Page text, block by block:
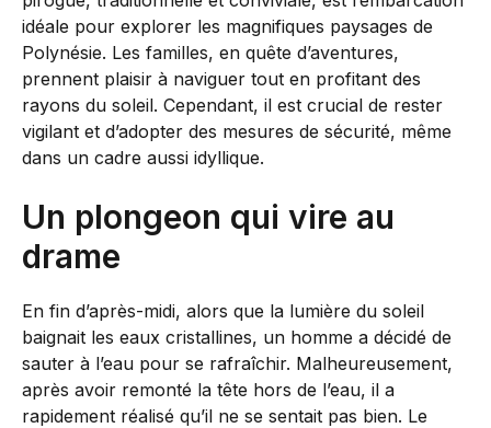
idéale pour explorer les magnifiques paysages de
Polynésie. Les familles, en quête d’aventures,
prennent plaisir à naviguer tout en profitant des
rayons du soleil. Cependant, il est crucial de rester
vigilant et d’adopter des mesures de sécurité, même
dans un cadre aussi idyllique.
Un plongeon qui vire au
drame
En fin d’après-midi, alors que la lumière du soleil
baignait les eaux cristallines, un homme a décidé de
sauter à l’eau pour se rafraîchir. Malheureusement,
après avoir remonté la tête hors de l’eau, il a
rapidement réalisé qu’il ne se sentait pas bien. Le